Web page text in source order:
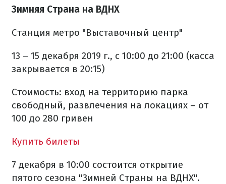
Зимняя Страна на ВДНХ
Станция метро "Выставочный центр"
13 – 15 декабря 2019 г., с 10:00 до 21:00 (касса
закрывается в 20:15)
Стоимость: вход на территорию парка
свободный, развлечения на локациях – от
100 до 280 гривен
Купить билеты
7 декабря в 10:00 состоится открытие
пятого сезона "Зимней Страны на ВДНХ".